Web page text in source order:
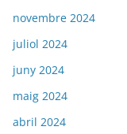
novembre 2024
juliol 2024
juny 2024
maig 2024
abril 2024